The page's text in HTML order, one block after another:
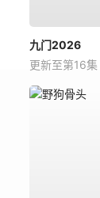
九门2026
更新至第16集